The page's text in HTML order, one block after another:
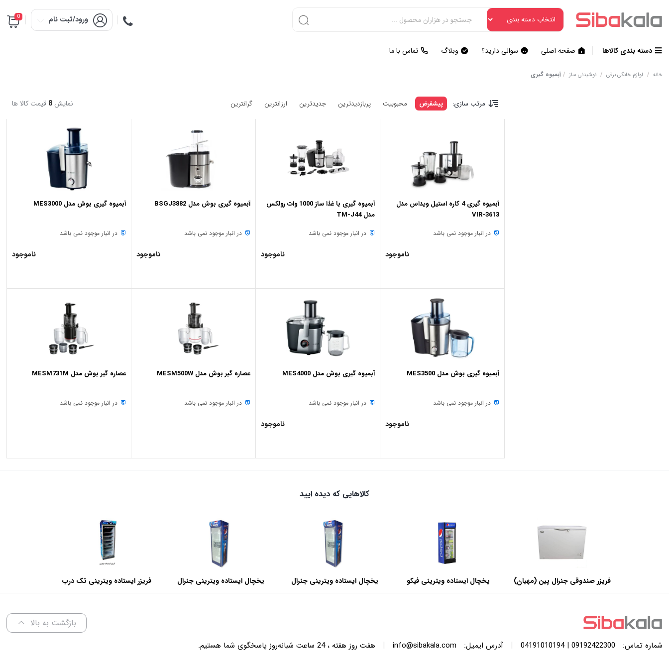
ورود/ثبت نام 0
دسته بندی کالاها صفحه اصلی سوالی دارید؟ وبلاگ تماس با ما
خانه / لوازم خانگی برقی / نوشیدنی ساز /آبمیوه گیری
مرتب سازی: پیشفرض محبوبیت پربازدیدترین جدیدترین ارزانترین گرانترین نمایش 8 قیمت کالا ها
آبمیوه گیری 4 کاره استیل ویداس مدل
VIR-3613
در انبار موجود نمی باشد
ناموجود
آبمیوه گیری با غذا ساز 1000 وات رولکس
مدل TM-J44
در انبار موجود نمی باشد
ناموجود
آبمیوه گیری بوش مدل BSGJ3882
در انبار موجود نمی باشد
ناموجود
آبمیوه گیری بوش مدل MES3000
در انبار موجود نمی باشد
ناموجود
آبمیوه گیری بوش مدل MES3500
در انبار موجود نمی باشد
ناموجود
آبمیوه گیری بوش مدل MES4000
در انبار موجود نمی باشد
ناموجود
عصاره گیر بوش مدل MESM500W
در انبار موجود نمی باشد
عصاره گیر بوش مدل MESM731M
در انبار موجود نمی باشد
کالاهایی که دیده ایید
فریزر صندوقی جنرال پین (مهیان)
با ظرفیت 440 لیتر
یخچال ایستاده ویترینی فیکو
عرض 60 سانتی متر
یخچال ایستاده ویترینی جنرال
عرض 60 سانتی متر
یخچال ایستاده ویترینی جنرال
عرض 70 سانتی متر
فریزر ایستاده ویترینی تک درب
عرض 70 سانتی متر
بازگشت به بالا
شماره تماس: 09192422300 | 04191010194
| آدرس ایمیل: info@sibakala.com
| هفت روز هفته ، 24 ساعت شبانه‌روز پاسخگوی شما هستیم.